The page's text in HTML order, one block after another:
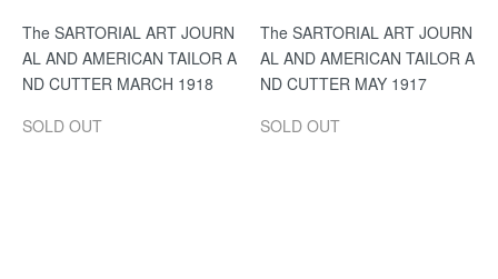
The SARTORIAL ART JOURN
AL AND AMERICAN TAILOR A
ND CUTTER MARCH 1918
SOLD OUT
The SARTORIAL ART JOURN
AL AND AMERICAN TAILOR A
ND CUTTER MAY 1917
SOLD OUT